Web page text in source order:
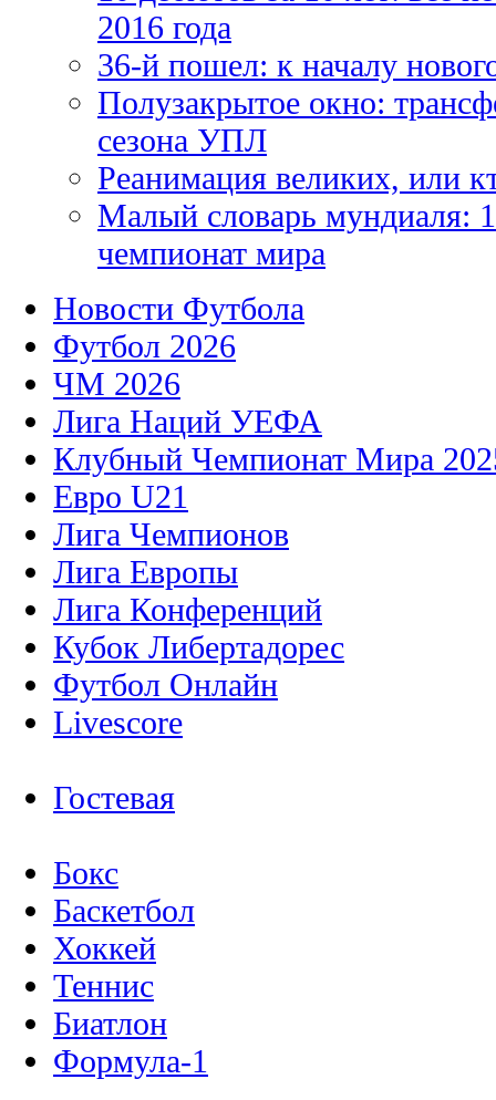
2016 года
36-й пошел: к началу
Полузакрытое окно:
сезона УПЛ
Реанимация великих, или
Малый словарь мундиаля:
чемпионат мира
Новости Футбола
Футбол 2026
ЧМ 2026
Лига Наций УЕФА
Клубный Чемпионат Мира
Евро U21
Лига Чемпионов
Лига Европы
Лига Конференций
Кубок Либертадорес
Футбол Онлайн
Livescore
Гостевая
Бокс
Баскетбол
Хоккей
Теннис
Биатлон
Формула-1